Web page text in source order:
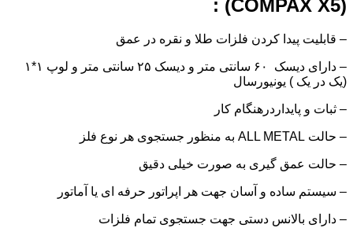
(COMPAX X5) :
– قابلیت پیدا کردن فلزات طلا و نقره در عمق
– دارای دیسک ۶۰ سانتی متر و دیسک ۲۵ سانتی متر و لوپ ۱*۱
(یک در یک ) یونیورسال
– ثبات و پایداردرهنگام کار
– حالت ALL METAL به منظور جستجوی هر نوع فلز
– حالت عمق گیری به صورت خیلی دقیق
– سیستم ساده و آسان جهت هر اپراتور حرفه ای یا آماتور
– دارای بالانس دستی جهت جستجوی تمام فلزات